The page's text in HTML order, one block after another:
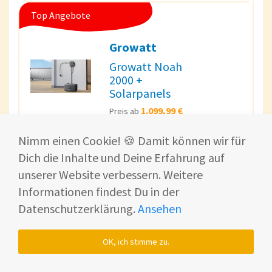
Top Angebote
Growatt
Growatt Noah
2000 +
Solarpanels
Preis ab 1.099,99 €
Guter, smarter Balkonkraftwerk Speicher mit AI,
einfacher Plug-and-Play Installation und 2,048 kWh
Speicherkapazität + 2 -bis 4 Solapenels.
"Einfachste Plug-and-Play-Installation
integriert den Speicher innerhalb 5 Minuten in
Dein bestehendes System!"
Bei Solakon ansehen*
Nimm einen Cookie! 🍪 Damit können wir für
Dich die Inhalte und Deine Erfahrung auf
unserer Website verbessern. Weitere
Informationen findest Du in der
Datenschutzerklärung. Ansehen
OK, ich stimme zu.